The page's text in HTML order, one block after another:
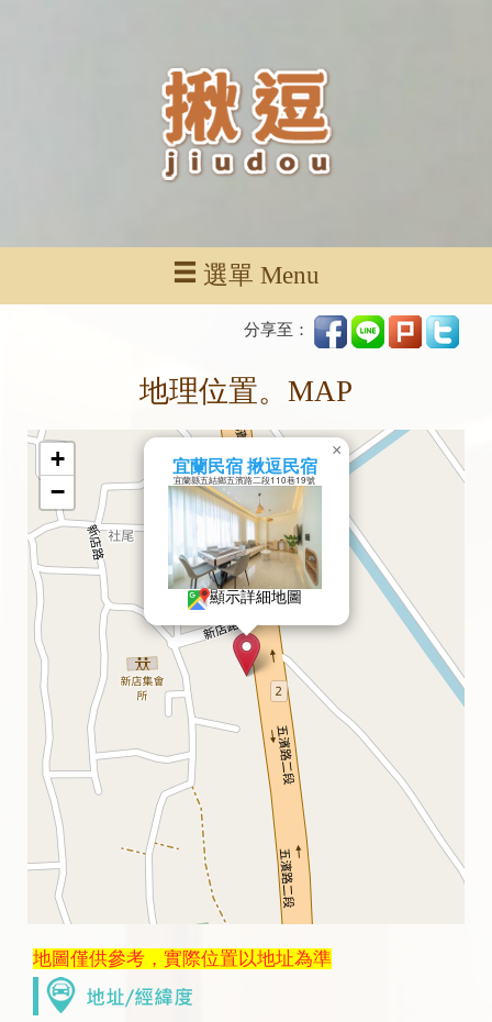
選單 Menu
分享至：
地理位置。MAP
宜蘭民宿 揪逗民宿
宜蘭縣五結鄉五濱路二段110巷19號
顯示詳細地圖
×
+
−
地圖僅供參考，實際位置以地址為準